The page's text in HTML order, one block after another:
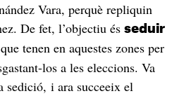
Vara, perquè repliquin
De fet, l’objectiu és seduir
que tenen en aquestes zones per
los a les eleccions. Va
sedició, i ara succeeix el